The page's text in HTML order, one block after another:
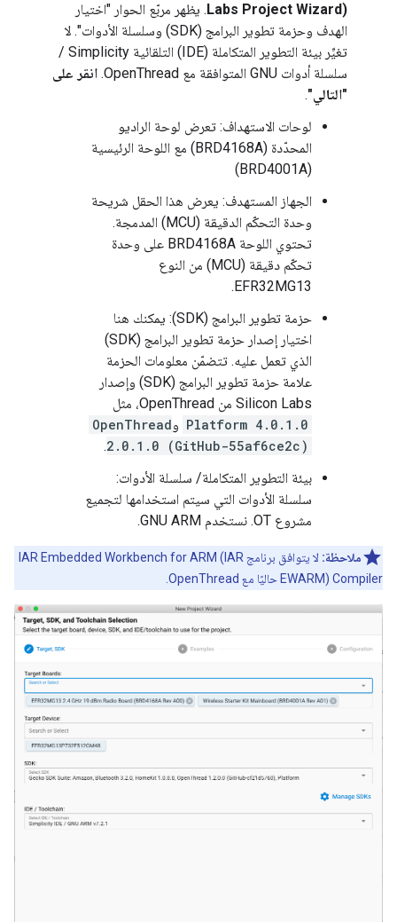
Labs Project Wizard) . يظهر مربّع الحوار "اختيار
الهدف وحزمة تطوير البرامج (SDK) وسلسلة الأدوات". لا
تغيِّر بيئة التطوير المتكاملة (IDE) التلقائية Simplicity /
سلسلة أدوات GNU المتوافقة مع OpenThread.
انقر على
"التالي".
لوحات الاستهداف: تعرض لوحة الراديو
المحدّدة (BRD4168A) مع اللوحة الرئيسية
(BRD4001A)
الجهاز المستهدف: يعرض هذا الحقل شريحة
وحدة التحكّم الدقيقة (MCU) المدمجة.
تحتوي اللوحة BRD4168A على وحدة
تحكّم دقيقة (MCU) من النوع
EFR32MG13.
حزمة تطوير البرامج (SDK): يمكنك هنا
اختيار إصدار حزمة تطوير البرامج (SDK)
الذي تعمل عليه. تتضمّن معلومات الحزمة
علامة حزمة تطوير البرامج (SDK) وإصدار
Silicon Labs من OpenThread، مثل
Platform 4.0.1.0 وOpenThread
2.0.1.0 (GitHub-55af6ce2c)
.
بيئة التطوير المتكاملة/ سلسلة الأدوات:
سلسلة الأدوات التي سيتم استخدامها لتجميع
مشروع OT. نستخدم GNU ARM.
ملاحظة:
لا يتوافق برنامج IAR Embedded Workbench for ARM (IAR
EWARM) Compiler حاليًا مع OpenThread.